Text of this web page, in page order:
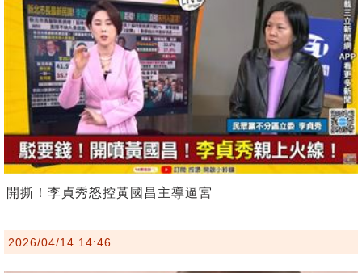
開撕！李貞秀怒控黃國昌主導逼宮
2026/04/14 14:46